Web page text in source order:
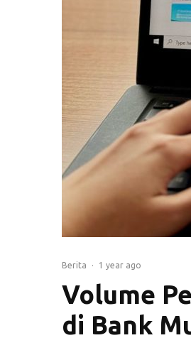
Berita · 1 year ago
Volume
di Bank